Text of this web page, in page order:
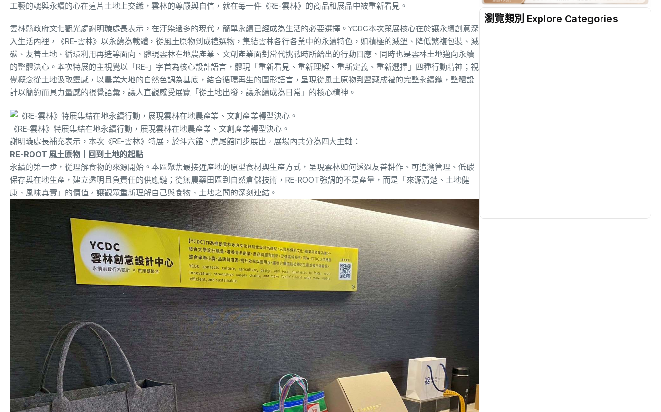
工藝的魂與永續的心在這片土地上交織，雲林的尊嚴與自信，就在每一件《RE-雲林》的商品和展品中被重新看見。
雲林縣政府文化觀光處謝明璇處長表示，在汙染過多的現代，簡單永續已經成為生活的必要選擇。YCDC本次策展核心在於讓永續創意深
入生活內裡，《RE-雲林》以永續為載體，從風土原物到成禮選物，集結雲林各行各業中的永續特色，如積極的減塑、降低繁複包裝、減
碳、友善土地、循環利用再造等面向，體現雲林在地農產業、文創產業面對當代挑戰時所給出的行動回應，同時也是雲林土地邁向永續
的整體決心。本次特展的主視覺以「RE-」字首為核心設計語言，體現「重新看見、重新理解、重新定義、重新選擇」四種行動精神；視
覺概念從土地汲取靈感，以農業大地的自然色調為基底，結合循環再生的圖形語言，呈現從風土原物到豐藏成禮的完整永續鏈，整體設
計以簡約而具力量感的視覺語彙，讓人直觀感受展覽「從土地出發，讓永續成為日常」的核心精神。
《RE-雲林》特展集結在地永續行動，展現雲林在地農產業、文創產業轉型決心。
謝明璇處長補充表示，本次《RE-雲林》特展，於斗六館、虎尾館同步展出，展場內共分為四大主軸：
RE-ROOT 風土原物｜回到土地的起點
永續的第一步，從理解食物的來源開始。本區聚焦最接近產地的原型食材與生產方式，呈現雲林如何透過友善耕作、可追溯管理、低碳
保存與在地生產，建立透明且負責任的供應鏈；從無農藥田區到自然倉儲技術，RE-ROOT強調的不是產量，而是「來源清楚、土地健
康、風味真實」的價值，讓觀眾重新理解自己與食物、土地之間的深刻連結。
瀏覽類別 Explore Categories